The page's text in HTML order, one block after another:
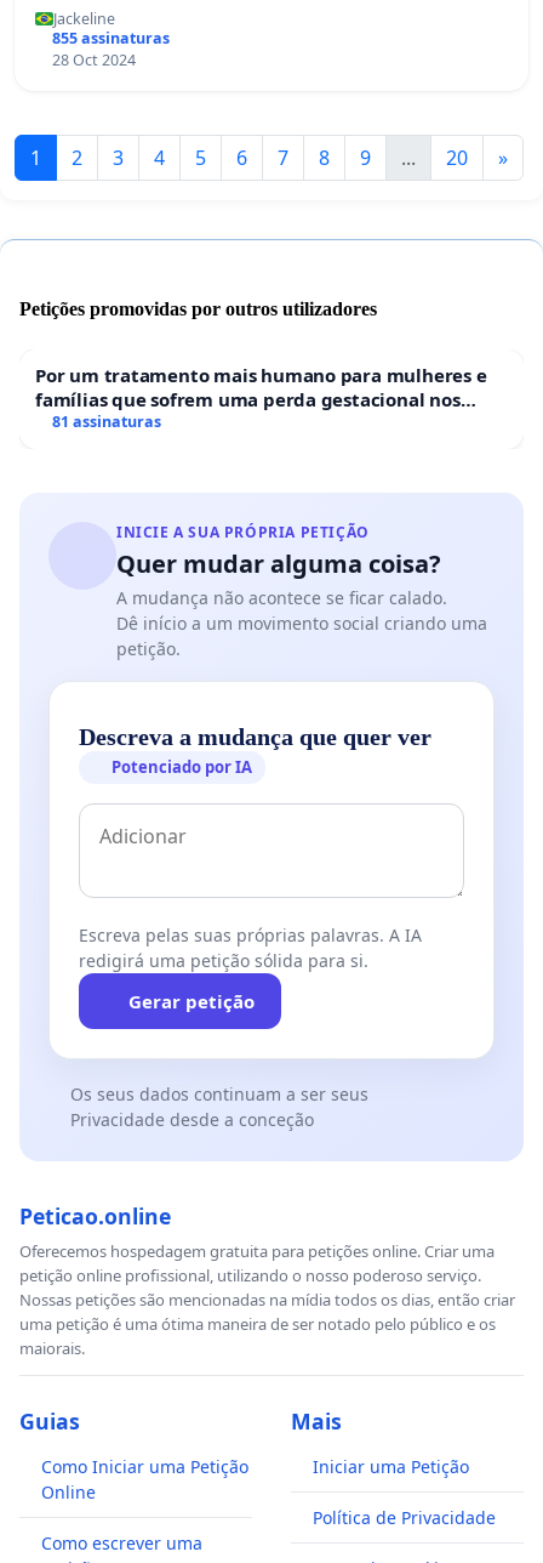
Jackeline
855 assinaturas
28 Oct 2024
1 2 3 4 5 6 7 8 9 ... 20 »
Petições promovidas por outros utilizadores
Por um tratamento mais humano para mulheres e
famílias que sofrem uma perda gestacional nos
hospitais portugueses
81 assinaturas
INICIE A SUA PRÓPRIA PETIÇÃO
Quer mudar alguma coisa?
A mudança não acontece se ficar calado.
Dê início a um movimento social criando uma
petição.
Descreva a mudança que quer ver
Potenciado por IA
Escreva pelas suas próprias palavras. A IA
redigirá uma petição sólida para si.
Gerar petição
Os seus dados continuam a ser seus
Privacidade desde a conceção
Peticao.online
Oferecemos hospedagem gratuita para petições online. Criar uma
petição online profissional, utilizando o nosso poderoso serviço.
Nossas petições são mencionadas na mídia todos os dias, então criar
uma petição é uma ótima maneira de ser notado pelo público e os
maiorais.
Guias
Como Iniciar uma Petição
Online
Como escrever uma
Mais
Iniciar uma Petição
Política de Privacidade